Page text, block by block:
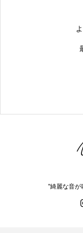
"綺麗な音が